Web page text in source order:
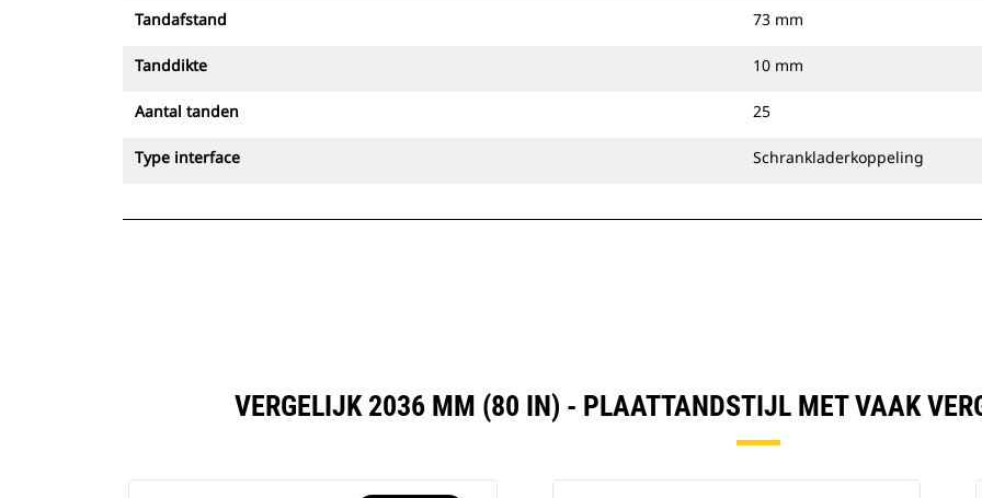
Tandafstand 73 mm
Tanddikte 10 mm
Aantal tanden 25
Type interface Schrankladerkoppeling
VERGELIJK 2036 MM (80 IN) - PLAATTANDSTIJL MET VAAK